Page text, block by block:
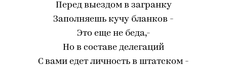
Перед выездом в загранку
Заполняешь кучу бланков -
Это еще не беда,-
Но в составе делегаций
С вами едет личность в штатском -